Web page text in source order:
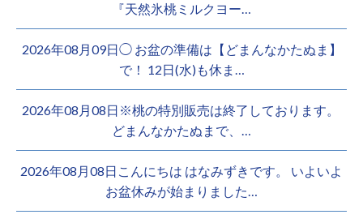
『天然氷桃ミルクヨー…
2026年08月09日◯ お盆の準備は【どまんなかたぬま】
で！ 12日(水)も休ま…
2026年08月08日※桃の特別販売は終了しております。 ️
どまんなかたぬまで、…
2026年08月08日こんにちは はなみずきです。 いよいよ
お盆休みが始まりました…